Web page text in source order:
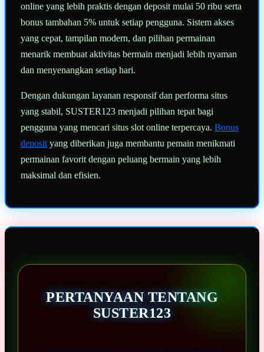
online yang lebih praktis dengan deposit mulai 50 ribu serta
bonus tambahan 5% untuk setiap pengguna. Sistem akses
yang cepat, tampilan modern, dan pilihan permainan
menarik membuat aktivitas bermain menjadi lebih nyaman
dan menyenangkan setiap hari.
Dengan dukungan layanan responsif dan performa situs
yang stabil, SUSTER123 menjadi pilihan tepat bagi
pengguna yang mencari situs slot online terpercaya. Bonus
deposit yang diberikan juga membantu pemain menikmati
permainan favorit dengan peluang bermain yang lebih
maksimal dan efisien.
PERTANYAAN TENTANG
SUSTER123